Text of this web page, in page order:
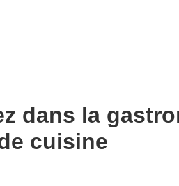
dans la
cuisine